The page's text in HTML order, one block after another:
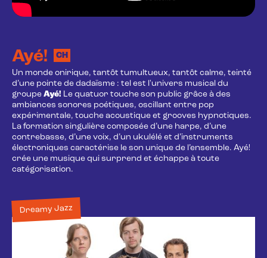
Ayé!
CH
Un monde onirique, tantôt tumultueux, tantôt calme, teinté
d’une pointe de dadaïsme : tel est l'univers musical du
groupe Ayé! Le quatuor touche son public grâce à des
ambiances sonores poétiques, oscillant entre pop
expérimentale, touche acoustique et grooves hypnotiques.
La formation singulière composée d’une harpe, d’une
contrebasse, d’une voix, d’un ukulélé et d’instruments
électroniques caractérise le son unique de l’ensemble. Ayé!
crée une musique qui surprend et échappe à toute
catégorisation.
Dreamy Jazz